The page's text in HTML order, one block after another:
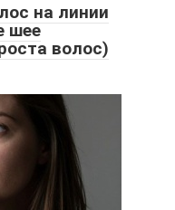
на линии
шее
волос)